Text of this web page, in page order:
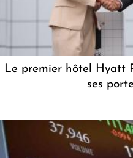
Le premier hôtel Hyatt
ses